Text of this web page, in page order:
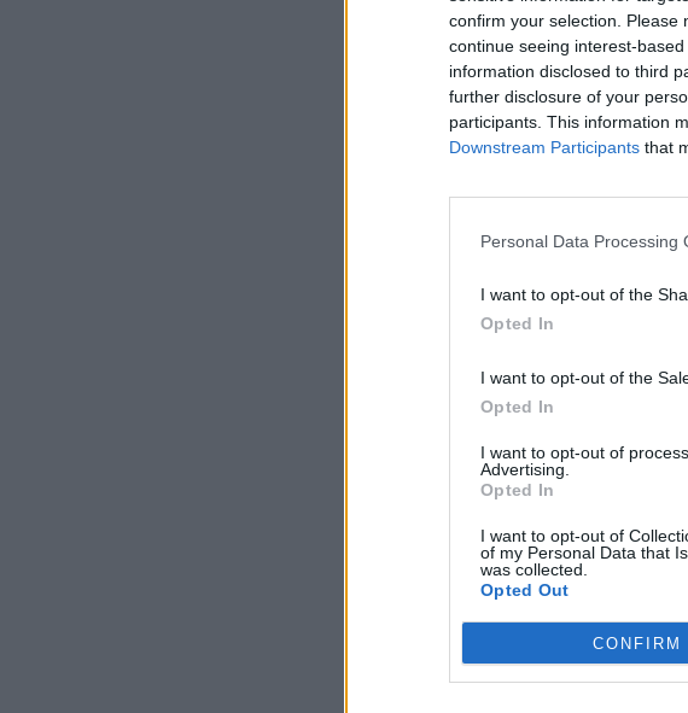
confirm your selection. Please
continue seeing interest-
information disclosed to third
further disclosure of your
participants. This information
Downstream Participants that
Personal Data Processing
I want to opt-out of the
Opted In
I want to opt-out of the
Opted In
I want to opt-out of
Advertising.
Opted In
I want to opt-out of
of my Personal Data that
was collected.
Opted Out
CONFIRM